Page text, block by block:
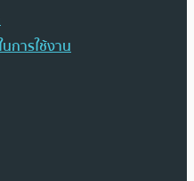
การใช้งาน